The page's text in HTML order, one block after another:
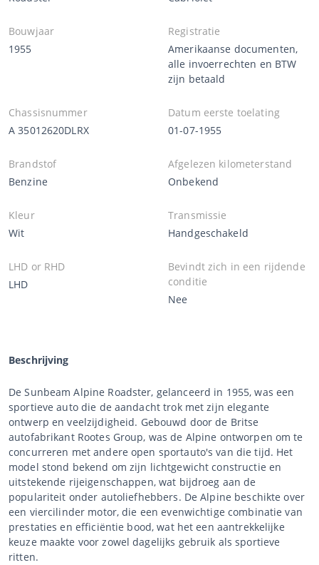
Bouwjaar
1955
Registratie
Amerikaanse documenten,
alle invoerrechten en BTW
zijn betaald
Chassisnummer
A 35012620DLRX
Datum eerste toelating
01-07-1955
Brandstof
Benzine
Afgelezen kilometerstand
Onbekend
Kleur
Wit
Transmissie
Handgeschakeld
LHD or RHD
LHD
Bevindt zich in een rijdende
conditie
Nee
Beschrijving
De Sunbeam Alpine Roadster, gelanceerd in 1955, was een
sportieve auto die de aandacht trok met zijn elegante
ontwerp en veelzijdigheid. Gebouwd door de Britse
autofabrikant Rootes Group, was de Alpine ontworpen om te
concurreren met andere open sportauto's van die tijd. Het
model stond bekend om zijn lichtgewicht constructie en
uitstekende rijeigenschappen, wat bijdroeg aan de
populariteit onder autoliefhebbers. De Alpine beschikte over
een viercilinder motor, die een evenwichtige combinatie van
prestaties en efficiëntie bood, wat het een aantrekkelijke
keuze maakte voor zowel dagelijks gebruik als sportieve
ritten.